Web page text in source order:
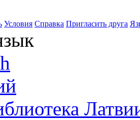
Условия Справка Пригласить друга